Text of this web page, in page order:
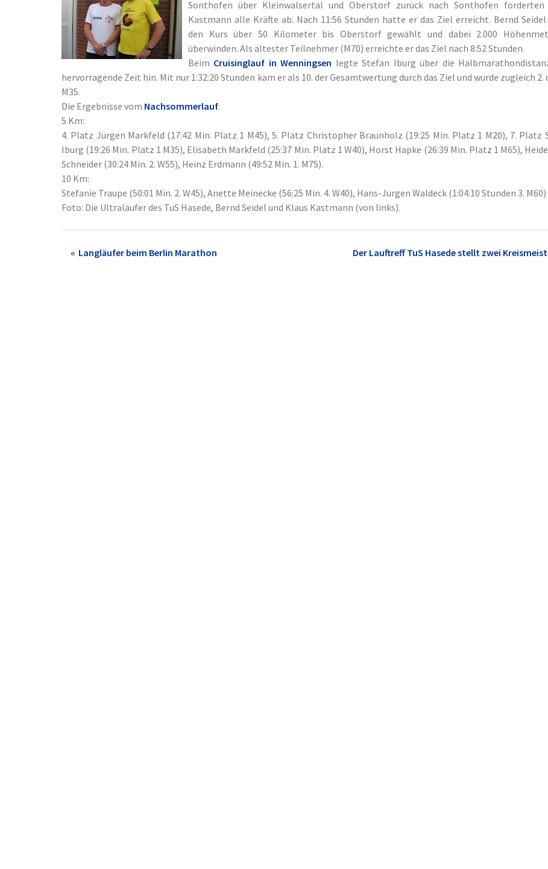
Sonthofen über Kleinwalsertal und Oberstorf zurück nach Sonthofen forderten
Kastmann alle Kräfte ab. Nach 11:56 Stunden hatte er das Ziel erreicht. Bernd
den Kurs über 50 Kilometer bis Oberstorf gewählt und dabei 2.000
überwinden. Als ältester Teilnehmer (M70) erreichte er das Ziel nach 8:52 Stunden.
Beim Cruisinglauf in Wenningsen legte Stefan Iburg über die
hervorragende Zeit hin. Mit nur 1:32:20 Stunden kam er als 10. der Gesamtwertung durch das Ziel und wurde zugleich 2.
M35.
Die Ergebnisse vom Nachsommerlauf:
5 Km:
4. Platz Jürgen Markfeld (17:42 Min. Platz 1 M45), 5. Platz Christopher Braunholz (19:25 Min. Platz 1 M20), 7. Platz
Iburg (19:26 Min. Platz 1 M35), Elisabeth Markfeld (25:37 Min. Platz 1 W40), Horst Hapke (26:39 Min. Platz 1 M65),
Schneider (30:24 Min. 2. W55), Heinz Erdmann (49:52 Min. 1. M75).
10 Km:
Stefanie Traupe (50:01 Min. 2. W45), Anette Meinecke (56:25 Min. 4. W40), Hans-Jürgen Waldeck (1:04:10 Stunden 3. M60)
Foto: Die Ultraläufer des TuS Hasede, Bernd Seidel und Klaus Kastmann (von links).
Post
Langläufer beim Berlin Marathon Der Lauftreff TuS Hasede stellt zwei